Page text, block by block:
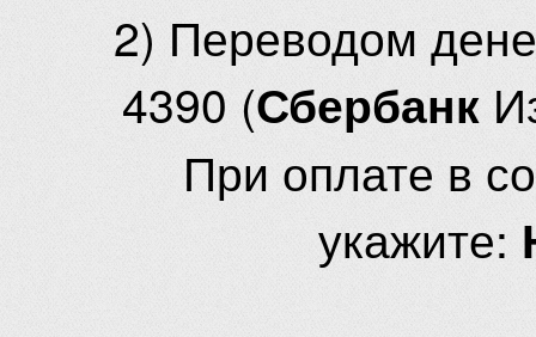
2) Переводом
4390 (Сбербанк
При оплате в
укажите: